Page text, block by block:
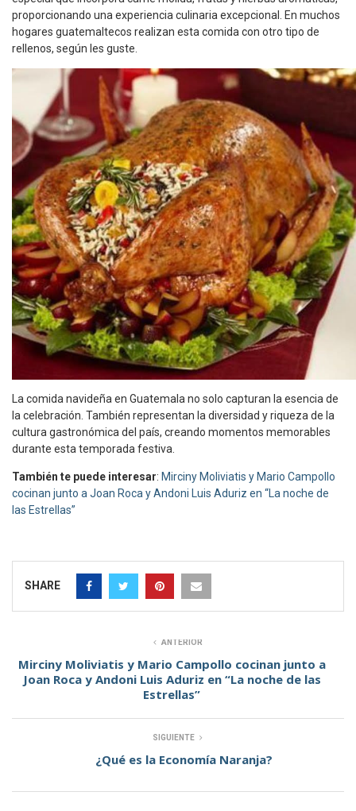
proporcionando una experiencia culinaria excepcional. En muchos
hogares guatemaltecos realizan esta comida con otro tipo de
rellenos, según les guste.
La comida navideña en Guatemala no solo capturan la esencia de
la celebración. También representan la diversidad y riqueza de la
cultura gastronómica del país, creando momentos memorables
durante esta temporada festiva.
También te puede interesar: Mirciny Moliviatis y Mario Campollo
cocinan junto a Joan Roca y Andoni Luis Aduriz en “La noche de
las Estrellas”
SHARE
ANTERIOR
Mirciny Moliviatis y Mario Campollo cocinan junto a
Joan Roca y Andoni Luis Aduriz en “La noche de las
Estrellas”
SIGUIENTE
¿Qué es la Economía Naranja?